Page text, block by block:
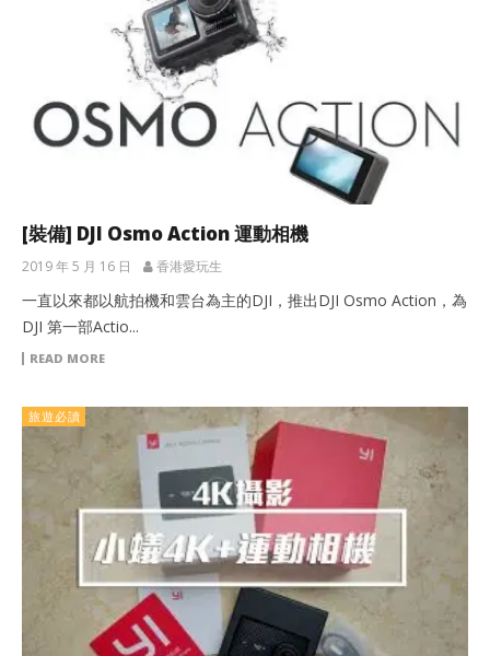
[裝備] DJI Osmo Action 運動相機
2019 年 5 月 16 日 香港愛玩生
一直以來都以航拍機和雲台為主的DJI，推出DJI Osmo Action，為
DJI 第一部Actio...
READ MORE
旅遊必讀